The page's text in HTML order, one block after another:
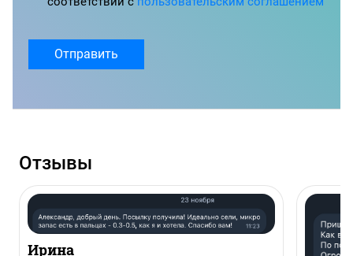
Отправить
Отзывы
Ирина